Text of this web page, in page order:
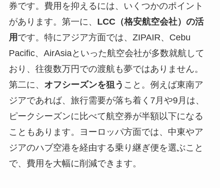
券です。費用を抑えるには、いくつかのポイント
があります。第一に、 LCC（格安航空会社）の活
用 です。特にアジア方面では、ZIPAIR、Cebu
Pacific、AirAsiaといった航空会社が多数就航して
おり、往復数万円での渡航も夢ではありません。
第二に、 オフシーズンを狙う こと。例えば東南ア
ジアであれば、旅行需要が落ち着く7月や9月は、
ピークシーズンに比べて航空券が半額以下になる
こともあります。ヨーロッパ方面では、中東やア
ジアのハブ空港を経由する乗り継ぎ便を選ぶこと
で、費用を大幅に削減できます。